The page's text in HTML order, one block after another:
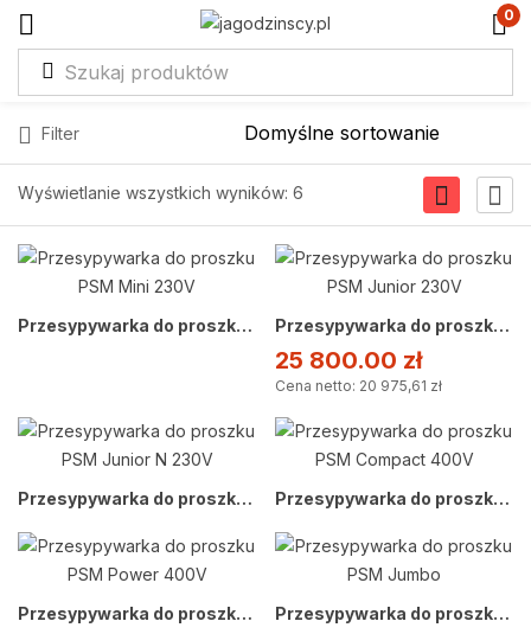
0
Wyświetlanie wszystkich wyników: 6
Filter
Przesypywarka do proszku PSM Mini 230V Przesypywarka do proszku PSM Junior 230V
25 800.00 zł
Cena netto: 20 975,61 zł
Przesypywarka do proszku PSM Junior N 230V Przesypywarka do proszku PSM Compact 400V
Przesypywarka do proszku PSM Power 400V Przesypywarka do proszku PSM Jumbo